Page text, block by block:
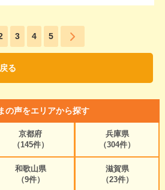
3 4 5
る
の声をエリアから探す
京都府
（145件）
兵庫県
（304件）
和歌山県
（9件）
滋賀県
（23件）